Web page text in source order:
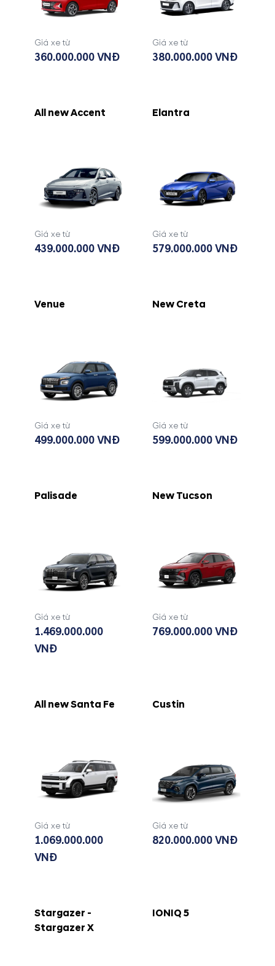
Giá xe từ
360.000.000 VNĐ
Giá xe từ
380.000.000 VNĐ
All new Accent
Giá xe từ
439.000.000 VNĐ
Elantra
Giá xe từ
579.000.000 VNĐ
Venue
Giá xe từ
499.000.000 VNĐ
New Creta
Giá xe từ
599.000.000 VNĐ
Palisade
Giá xe từ
1.469.000.000
VNĐ
New Tucson
Giá xe từ
769.000.000 VNĐ
All new Santa Fe
Giá xe từ
1.069.000.000
VNĐ
Custin
Giá xe từ
820.000.000 VNĐ
Stargazer -
Stargazer X
IONIQ 5